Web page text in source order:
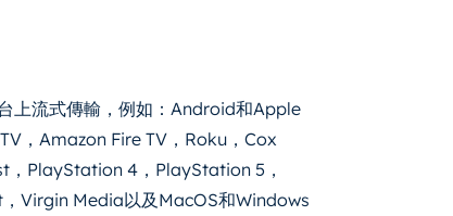
上流式傳輸，例如：Android和Apple
，Amazon Fire TV，Roku，Cox
PlayStation 4，PlayStation 5，
Virgin Media以及MacOS和Windows